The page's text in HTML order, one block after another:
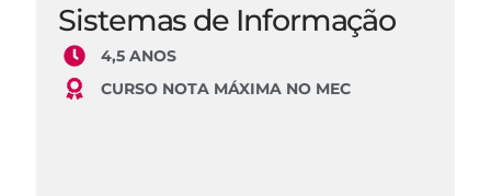
Sistemas de Informação
4,5 ANOS
CURSO NOTA MÁXIMA NO MEC